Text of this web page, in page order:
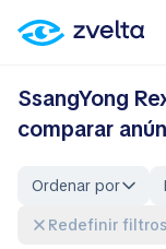
SsangYong
comparar
Ordenar por
Redefinir filtros